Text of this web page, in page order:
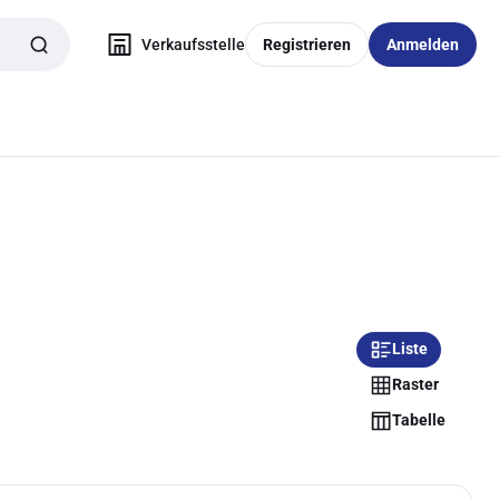
Verkaufsstelle Registrieren Anmelden
Liste
Raster
Tabelle